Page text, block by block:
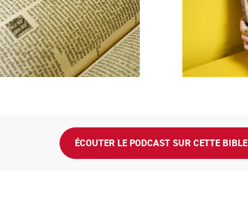
ÉCOUTER LE PODCAST SUR CETTE BIBLE